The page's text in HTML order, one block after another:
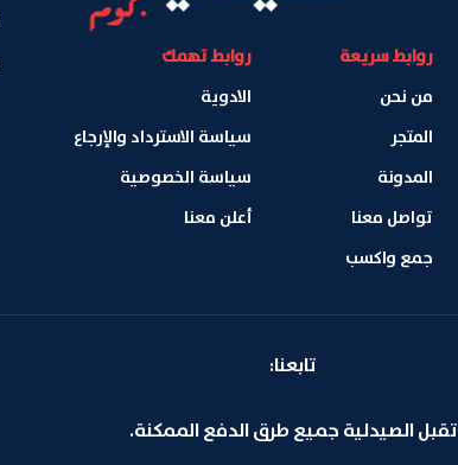
روابط سريعة
من نحن
المتجر
المدونة
تواصل معنا
جمع واكسب
روابط تهمك
الادوية
سياسة الاسترداد والإرجاع
سياسة الخصوصية
أعلن معنا
تابعنا:
تقبل الصيدلية جميع طرق الدفع الممكنة.